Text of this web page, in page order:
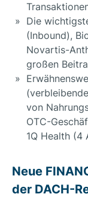
Die
(Inbound),
Novartis-
großen
von
OTC-
1Q Health (4
Neue
der DACH-